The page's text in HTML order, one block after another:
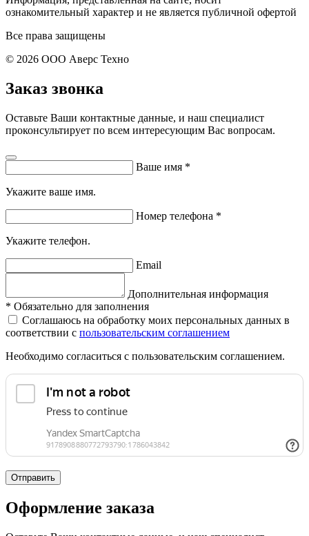
ознакомительный характер и не является публичной офертой
Все права защищены
© 2026 ООО Аверс Техно
Заказ звонка
Оставьте Ваши контактные данные, и наш специалист
проконсультирует по всем интересующим Вас вопросам.
Ваше имя *
Укажите ваше имя.
Номер телефона *
Укажите телефон.
Email
Дополнительная информация
* Обязательно для заполнения
Соглашаюсь на обработку моих персональных данных в
соответствии с пользовательским соглашением
Необходимо согласиться с пользовательским соглашением.
Отправить
Оформление заказа